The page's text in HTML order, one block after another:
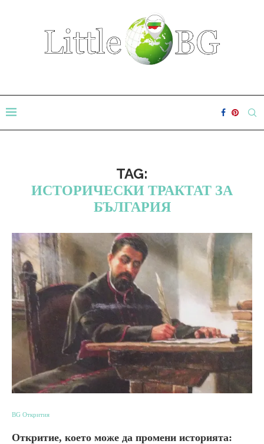
TAG:
ИСТОРИЧЕСКИ ТРАКТАТ ЗА
БЪЛГАРИЯ
BG Открития
Откритие, което може да промени историята: